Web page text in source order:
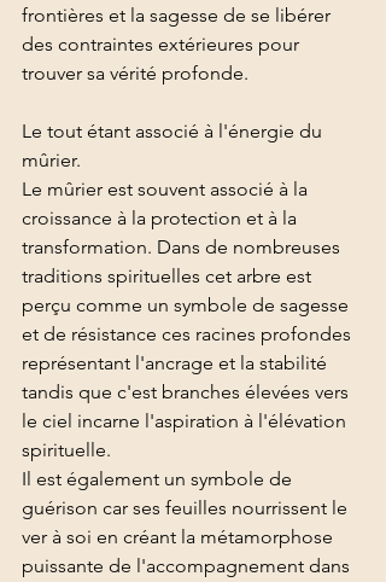
frontières et la sagesse de se libérer
des contraintes extérieures pour
trouver sa vérité profonde.
Le tout étant associé à l'énergie du
mûrier.
Le mûrier est souvent associé à la
croissance à la protection et à la
transformation. Dans de nombreuses
traditions spirituelles cet arbre est
perçu comme un symbole de sagesse
et de résistance ces racines profondes
représentant l'ancrage et la stabilité
tandis que c'est branches élevées vers
le ciel incarne l'aspiration à l'élévation
spirituelle.
Il est également un symbole de
guérison car ses feuilles nourrissent le
ver à soi en créant la métamorphose
puissante de l'accompagnement dans